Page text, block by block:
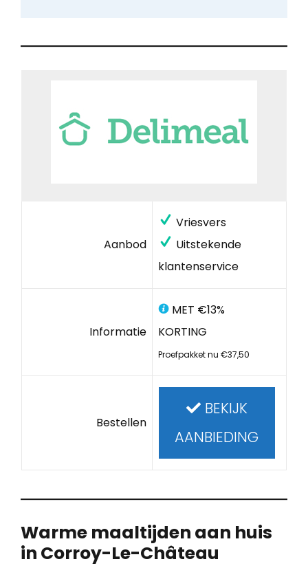
Aanbod
Vriesvers
Uitstekende
klantenservice
Informatie
MET €13%
KORTING
Proefpakket nu €37,50
Bestellen
BEKIJK
AANBIEDING
Warme maaltijden aan huis
in Corroy-Le-Château